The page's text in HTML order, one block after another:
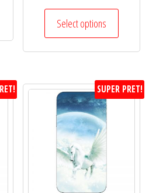
Select options
SUPER PRET!